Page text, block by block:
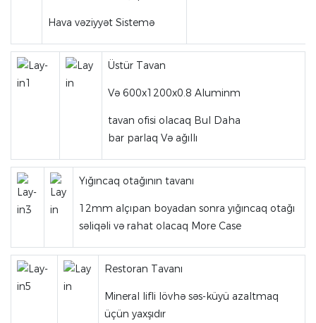
Hava vəziyyət Sistemə
Üstür Tavan
Və 600x1200x0.8 Aluminm
tavan ofisi olacaq Bul Daha
bar parlaq Və ağıllı
Yığıncaq otağının tavanı
12mm alçıpan boyadan sonra yığıncaq otağı
səliqəli və rahat olacaq More Case
Restoran Tavanı
Mineral lifli lövhə səs-küyü azaltmaq
üçün yaxşıdır